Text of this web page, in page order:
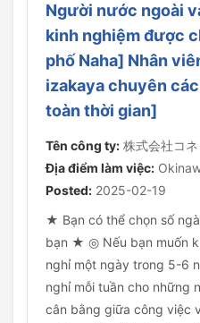
Người nước ngoài
kinh nghiệm được
phố Naha] Nhân
izakaya chuyên
toàn thời gian]
Tên công ty: 株式会社コネ
Địa điểm làm việc:
Posted: 2025-02-19
★ Bạn có thể chọn số
bạn ★ ◎ Nếu bạn muốn
nghỉ một ngày trong 5-6
nghỉ mỗi tuần cho những
cân bằng giữa công việc